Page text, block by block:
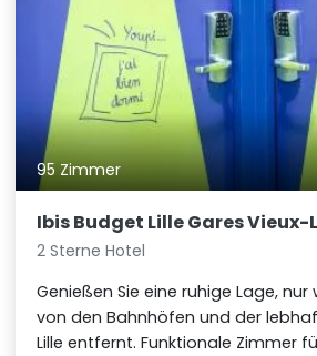
95 Zimmer
Ibis Budget Lille Gares Vieux-
2 Sterne Hotel
Genießen Sie eine ruhige Lage,
von den Bahnhöfen und der
Lille entfernt. Funktionale Zimmer